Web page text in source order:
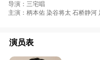
导演：三宅唱
主演：柄本佑 染谷将太 石桥静河
演员表